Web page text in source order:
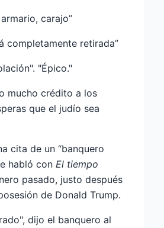
carajo”
completamente retirada”
"Épico."
mucho crédito a los
que el judío sea
cita de un “banquero
habló con El tiempo
pasado, justo después
de Donald Trump.
dijo el banquero al